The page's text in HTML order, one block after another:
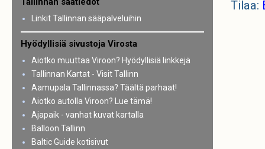
Tilaa:
Linkit Tallinnan sääpalveluihin
Hyödyllisiä sivustoja Virosta
Aiotko muuttaa Viroon? Hyödyllisiä linkkejä
Tallinnan Kartat - Visit Tallinn
Aamupala Tallinnassa? Täältä parhaat!
Aiotko autolla Viroon? Lue tämä!
Ajapaik - vanhat kuvat kartalla
Balloon Tallinn
Baltic Guide kotisivut